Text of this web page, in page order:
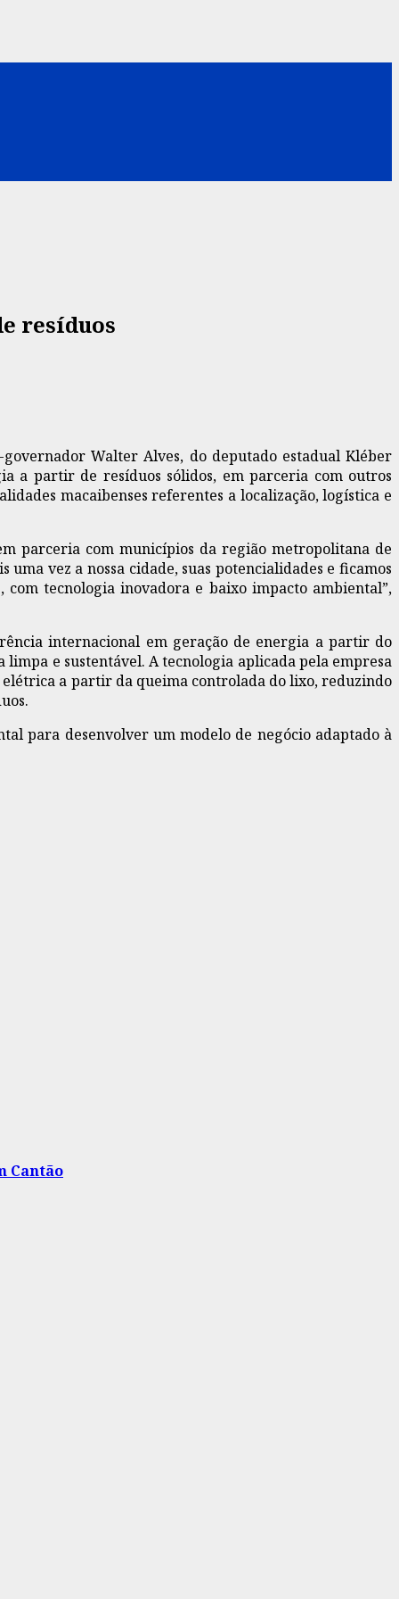
resíduos
Walter Alves, do deputado estadual Kléber
a partir de resíduos sólidos, em parceria com outros
macaibenses referentes a localização, logística e
parceria com municípios da região metropolitana de
vez a nossa cidade, suas potencialidades e ficamos
tecnologia inovadora e baixo impacto ambiental”,
internacional em geração de energia a partir do
e sustentável. A tecnologia aplicada pela empresa
a partir da queima controlada do lixo, reduzindo
para desenvolver um modelo de negócio adaptado à
Cantão